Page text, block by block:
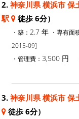
2. 神奈川県 横浜市 保
駅
徒歩 6分）
・築： 2.7 年 ・専有面
2015-09]
・管理費： 3,500 円
3. 神奈川県 横浜市 保
徒歩 6分）